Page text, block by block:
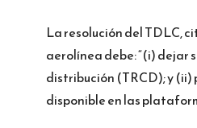
La resolución del TDLC,
aerolínea debe: “(i) dejar
distribución (TRCD); y
disponible en las